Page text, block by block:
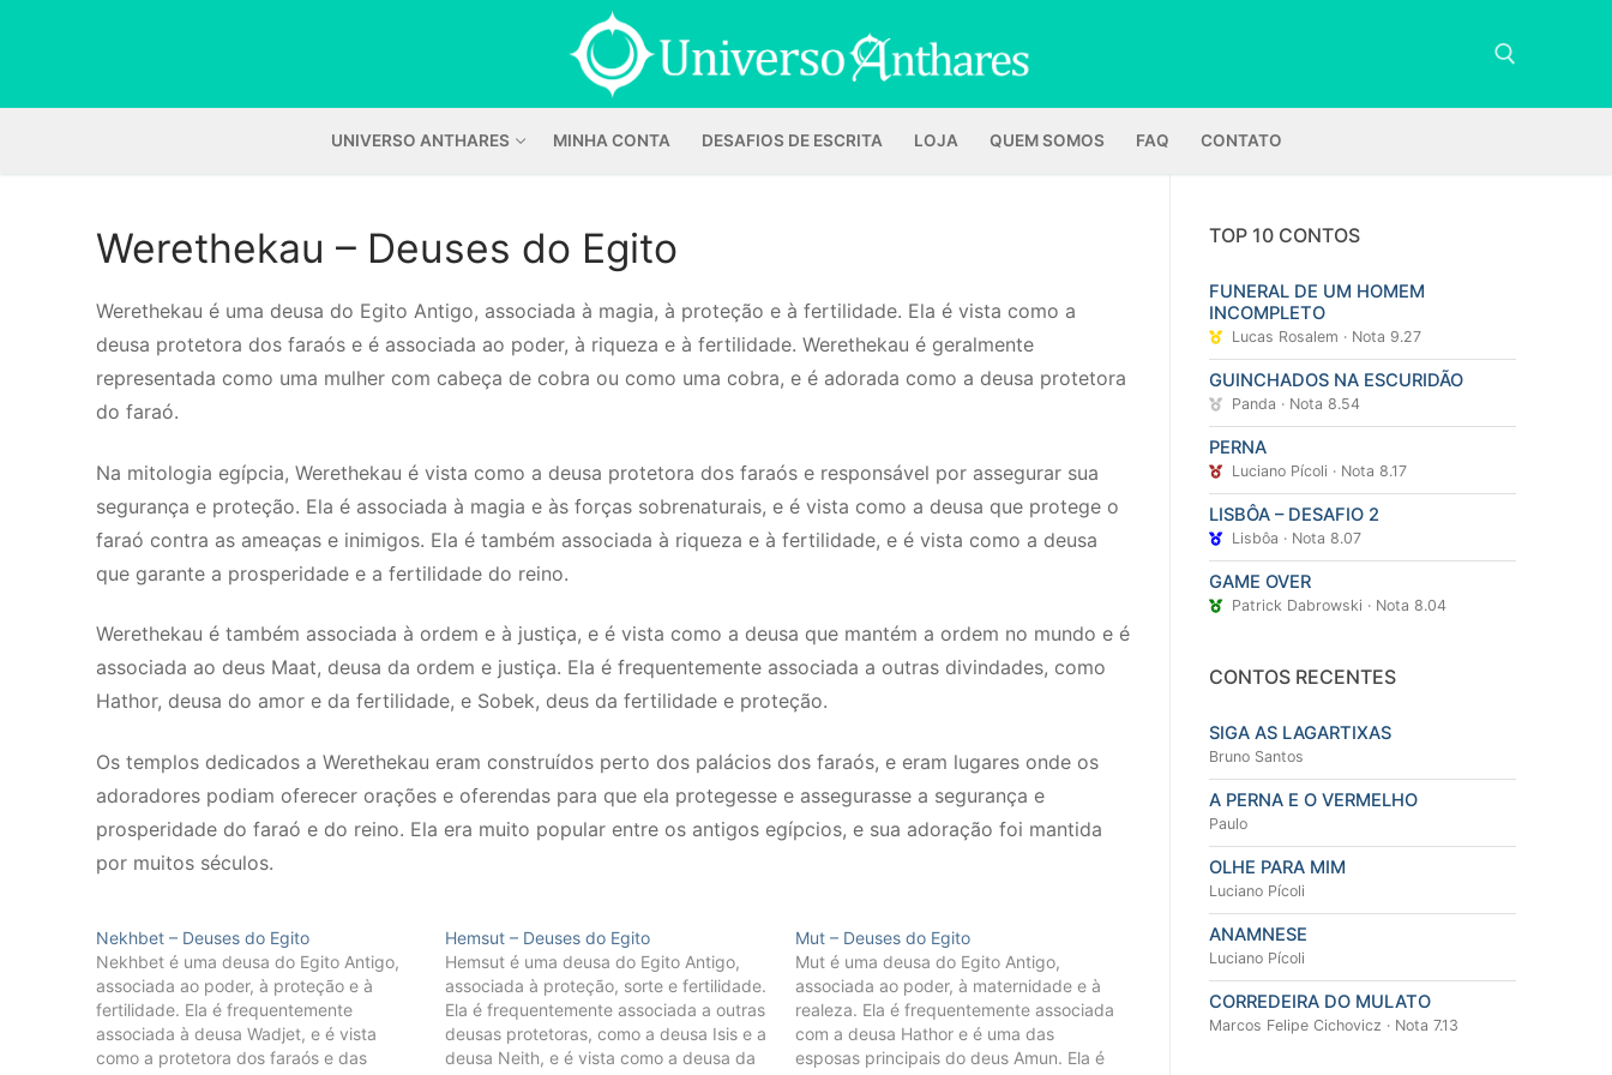
Pesquisar por:
UNIVERSO ANTHARES MINHA CONTA DESAFIOS DE ESCRITA LOJA QUEM SOMOS FAQ CONTATO
Werethekau – Deuses do Egito
Werethekau é uma deusa do Egito Antigo, associada à magia, à proteção e à fertilidade. Ela é vista como a
deusa protetora dos faraós e é associada ao poder, à riqueza e à fertilidade. Werethekau é geralmente
representada como uma mulher com cabeça de cobra ou como uma cobra, e é adorada como a deusa protetora
do faraó.
Na mitologia egípcia, Werethekau é vista como a deusa protetora dos faraós e responsável por assegurar sua
segurança e proteção. Ela é associada à magia e às forças sobrenaturais, e é vista como a deusa que protege o
faraó contra as ameaças e inimigos. Ela é também associada à riqueza e à fertilidade, e é vista como a deusa
que garante a prosperidade e a fertilidade do reino.
Werethekau é também associada à ordem e à justiça, e é vista como a deusa que mantém a ordem no mundo e é
associada ao deus Maat, deusa da ordem e justiça. Ela é frequentemente associada a outras divindades, como
Hathor, deusa do amor e da fertilidade, e Sobek, deus da fertilidade e proteção.
Os templos dedicados a Werethekau eram construídos perto dos palácios dos faraós, e eram lugares onde os
adoradores podiam oferecer orações e oferendas para que ela protegesse e assegurasse a segurança e
prosperidade do faraó e do reino. Ela era muito popular entre os antigos egípcios, e sua adoração foi mantida
por muitos séculos.
Nekhbet – Deuses do Egito
Nekhbet é uma deusa do Egito Antigo,
associada ao poder, à proteção e à
fertilidade. Ela é frequentemente
associada à deusa Wadjet, e é vista
como a protetora dos faraós e das
Hemsut – Deuses do Egito
Hemsut é uma deusa do Egito Antigo,
associada à proteção, sorte e fertilidade.
Ela é frequentemente associada a outras
deusas protetoras, como a deusa Isis e a
deusa Neith, e é vista como a deusa da
Mut – Deuses do Egito
Mut é uma deusa do Egito Antigo,
associada ao poder, à maternidade e à
realeza. Ela é frequentemente associada
com a deusa Hathor e é uma das
esposas principais do deus Amun. Ela é
TOP 10 CONTOS
FUNERAL DE UM HOMEM
INCOMPLETO
Lucas Rosalem · Nota 9.27
GUINCHADOS NA ESCURIDÃO
Panda · Nota 8.54
PERNA
Luciano Pícoli · Nota 8.17
LISBÔA – DESAFIO 2
Lisbôa · Nota 8.07
GAME OVER
Patrick Dabrowski · Nota 8.04
CONTOS RECENTES
SIGA AS LAGARTIXAS
Bruno Santos
A PERNA E O VERMELHO
Paulo
OLHE PARA MIM
Luciano Pícoli
ANAMNESE
Luciano Pícoli
CORREDEIRA DO MULATO
Marcos Felipe Cichovicz · Nota 7.13